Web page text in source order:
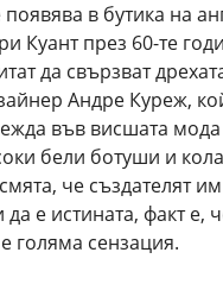
в бутика на
Куант през 60-те
да свързват
Андре Куреж,
във висшата
бели ботуши и
че създателят
да е истината, факт е,
голяма сензация.